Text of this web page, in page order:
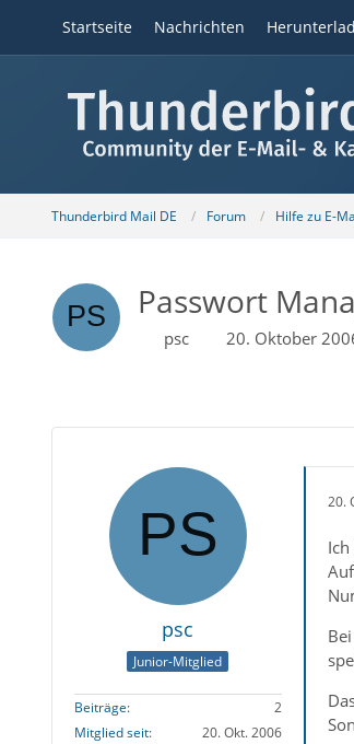
Startseite Nachrichten
Thunderbird Mail DE Forum Hilfe zu E-
Passwort
psc 20. Oktober
psc
Junior-Mitglied
Beiträge
2
Mitglied seit
20. Okt. 2006
20.